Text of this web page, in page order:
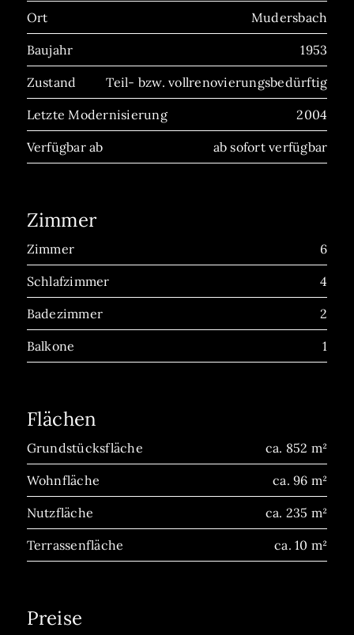
Ort Mudersbach
Baujahr 1953
Zustand Teil- bzw. vollrenovierungsbedürftig
Letzte Modernisierung 2004
Verfügbar ab ab sofort verfügbar
Zimmer
Zimmer 6
Schlafzimmer 4
Badezimmer 2
Balkone 1
Flächen
Grundstücksfläche ca. 852 m²
Wohnfläche ca. 96 m²
Nutzfläche ca. 235 m²
Terrassenfläche ca. 10 m²
Preise